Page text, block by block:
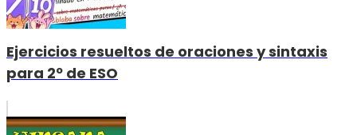
Ejercicios resueltos de oraciones y sintaxis
para 2º de ESO